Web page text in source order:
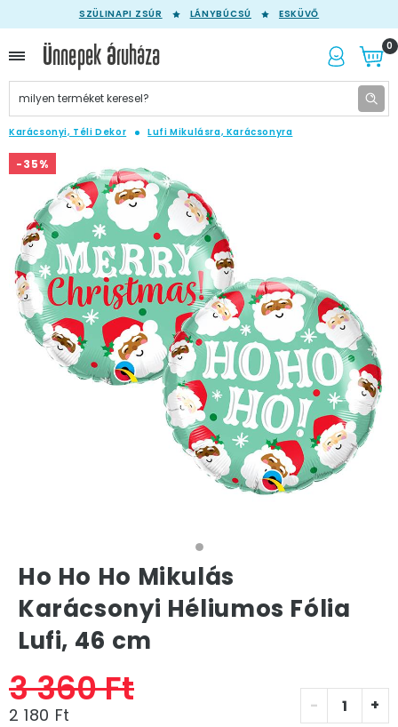
SZÜLINAPI ZSÚR LÁNYBÚCSÚ ESKÜVŐ
0
Karácsonyi, Téli Dekor Lufi Mikulásra, Karácsonyra
-35%
Ho Ho Ho Mikulás
Karácsonyi Héliumos Fólia
Lufi, 46 cm
3 360 Ft
2 180 Ft - +